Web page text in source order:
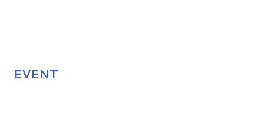
EVENT